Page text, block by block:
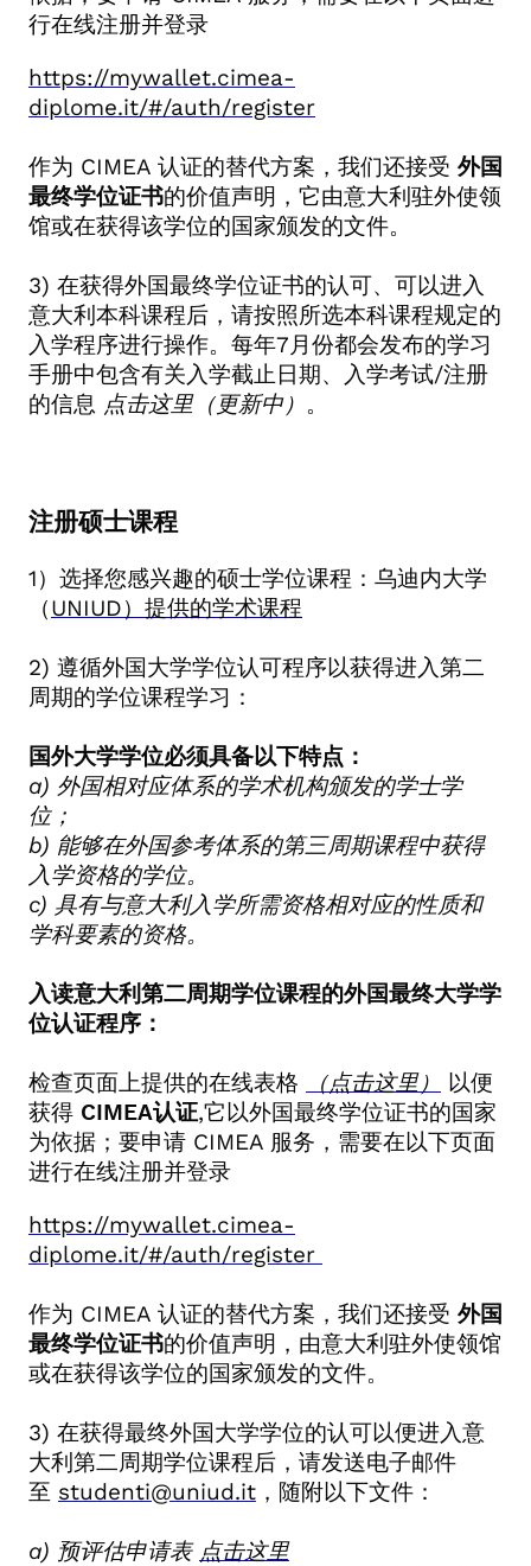
行在线注册并登录
https://mywallet.cimea-
diplome.it/#/auth/register
作为 CIMEA 认证的替代方案，我们还接受 外国
最终学位证书的价值声明，它由意大利驻外使领
馆或在获得该学位的国家颁发的文件。
3) 在获得外国最终学位证书的认可、可以进入
意大利本科课程后，请按照所选本科课程规定的
入学程序进行操作。每年7月份都会发布的学习
手册中包含有关入学截止日期、入学考试/注册
的信息 点击这里（更新中） 。
注册硕士课程
1）选择您感兴趣的硕士学位课程：乌迪内大学
（UNIUD）提供的学术课程
2) 遵循外国大学学位认可程序以获得进入第二
周期的学位课程学习：
国外大学学位必须具备以下特点：
a) 外国相对应体系的学术机构颁发的学士学
位；
b) 能够在外国参考体系的第三周期课程中获得
入学资格的学位。
c) 具有与意大利入学所需资格相对应的性质和
学科要素的资格。
入读意大利第二周期学位课程的外国最终大学学
位认证程序：
检查页面上提供的在线表格 （点击这里）
以便
获得 CIMEA认证,它以外国最终学位证书的国家
为依据；要申请 CIMEA 服务，需要在以下页面
进行在线注册并登录
https://mywallet.cimea-
diplome.it/#/auth/register
作为 CIMEA 认证的替代方案，我们还接受 外国
最终学位证书的价值声明，由意大利驻外使领馆
或在获得该学位的国家颁发的文件。
3) 在获得最终外国大学学位的认可以便进入意
大利第二周期学位课程后，请发送电子邮件
至 studenti@uniud.it ，随附以下文件：
a) 预评估申请表 点击这里